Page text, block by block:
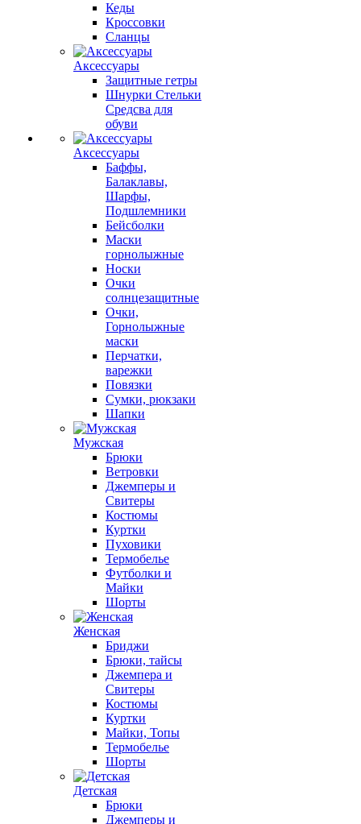
Кеды
Кроссовки
Сланцы
Аксессуары
Защитные гетры
Шнурки Стельки
Средсва для
обуви
Аксессуары
Баффы,
Балаклавы,
Шарфы,
Подшлемники
Бейсболки
Маски
горнолыжные
Носки
Очки
солнцезащитные
Очки,
Горнолыжные
маски
Перчатки,
варежки
Повязки
Сумки, рюкзаки
Шапки
Мужская
Брюки
Ветровки
Джемперы и
Свитеры
Костюмы
Куртки
Пуховики
Термобелье
Футболки и
Майки
Шорты
Женская
Бриджи
Брюки, тайсы
Джемпера и
Свитеры
Костюмы
Куртки
Майки, Топы
Термобелье
Шорты
Детская
Брюки
Джемперы и